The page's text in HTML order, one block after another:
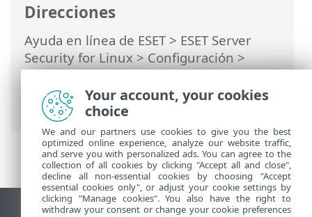
Direcciones
Ayuda en línea de ESET> ESET Server
Security for Linux>Configuración>
Protecciones>Protección del acceso a la
Web>Análisis del tráfico HTTPS> Lista
de certificados conocidos
Your account, your cookies
choice
We and our partners use cookies to give you the best
optimized online experience, analyze our website traffic,
and serve you with personalized ads. You can agree to the
collection of all cookies by clicking "Accept all and close",
decline all non-essential cookies by choosing "Accept
essential cookies only", or adjust your cookie settings by
clicking "Manage cookies". You also have the right to
withdraw your consent or change your cookie preferences